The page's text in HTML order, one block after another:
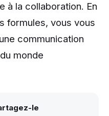
à la collaboration. En
formules, vous vous
communication
monde
le